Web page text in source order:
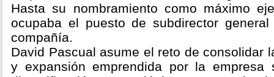
Hasta su nombramiento como máximo
ocupaba el puesto de subdirector
compañía.
David Pascual asume el reto de consolidar
y expansión emprendida por la